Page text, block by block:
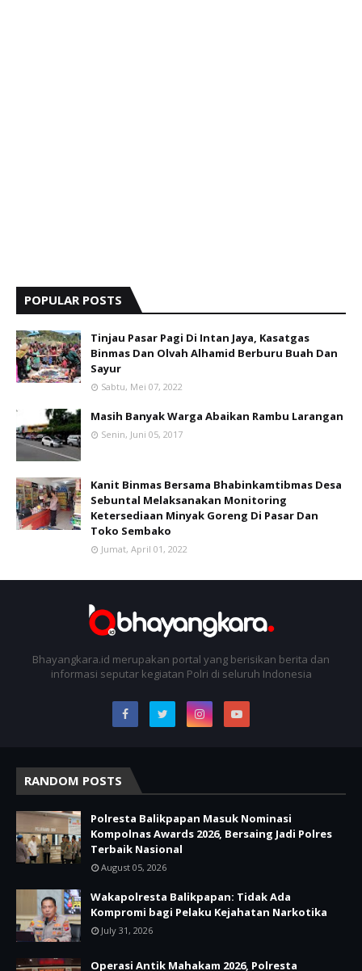
POPULAR POSTS
Tinjau Pasar Pagi Di Intan Jaya, Kasatgas
Binmas Dan Olvah Alhamid Berburu Buah Dan
Sayur
Sabtu, Mei 07, 2022
Masih Banyak Warga Abaikan Rambu Larangan
Senin, Juni 05, 2017
Kanit Binmas Bersama Bhabinkamtibmas Desa
Sebuntal Melaksanakan Monitoring
Ketersediaan Minyak Goreng Di Pasar Dan
Toko Sembako
Jumat, April 01, 2022
Bhayangkara.id merupakan portal yang berisikan berita dan
informasi seputar kegiatan Polri di seluruh Indonesia
RANDOM POSTS
Polresta Balikpapan Masuk Nominasi
Kompolnas Awards 2026, Bersaing Jadi Polres
Terbaik Nasional
August 05, 2026
Wakapolresta Balikpapan: Tidak Ada
Kompromi bagi Pelaku Kejahatan Narkotika
July 31, 2026
Operasi Antik Mahakam 2026, Polresta